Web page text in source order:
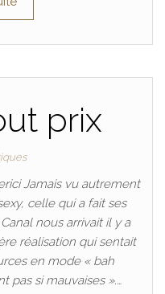
prix
Jamais vu autrement
celle qui a fait ses
nous arrivait il y a
réalisation qui sentait
en mode « bah
pas si mauvaises ».…